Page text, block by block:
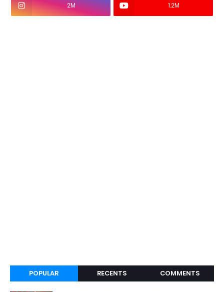
2M 1.2M
POPULAR RECENTS COMMENTS